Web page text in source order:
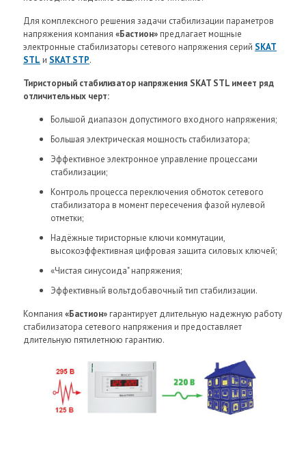
Для комплексного решения задачи стабилизации параметров
напряжения компания «Бастион» предлагает мощные
электронные стабилизаторы сетевого напряжения серий SKAT
STL и SKAT STP.
Тиристорный стабилизатор напряжения SKAT STL имеет ряд
отличительных черт:
Большой диапазон допустимого входного напряжения;
Большая электрическая мощность стабилизатора;
Эффективное электронное управление процессами
стабилизации;
Контроль процесса переключения обмоток сетевого
стабилизатора в момент пересечения фазой нулевой
отметки;
Надёжные тиристорные ключи коммутации,
высокоэффективная цифровая защита силовых ключей;
«Чистая синусоида" напряжения;
Эффективный вольтдобавочный тип стабилизации.
Компания «Бастион» гарантирует длительную надежную работу
стабилизатора сетевого напряжения и предоставляет
длительную пятилетнюю гарантию.